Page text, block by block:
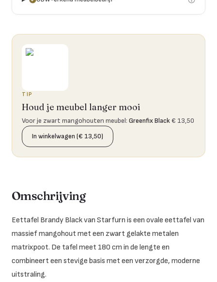
TIP
Houd je meubel langer mooi
Voor je zwart mangohouten meubel: Greenfix Black€ 13,50
In winkelwagen (€ 13,50)
Omschrijving
Eettafel Brandy Black van Starfurn is een ovale eettafel van
massief mangohout met een zwart gelakte metalen
matrixpoot. De tafel meet 180 cm in de lengte en
combineert een stevige basis met een verzorgde, moderne
uitstraling.